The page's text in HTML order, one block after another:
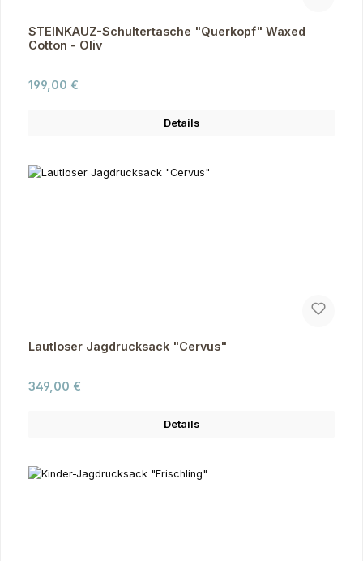
STEINKAUZ-Schultertasche "Querkopf" Waxed
Cotton - Oliv
Regulärer Preis:
199,00 €
Details
Lautloser Jagdrucksack "Cervus"
Regulärer Preis:
349,00 €
Details